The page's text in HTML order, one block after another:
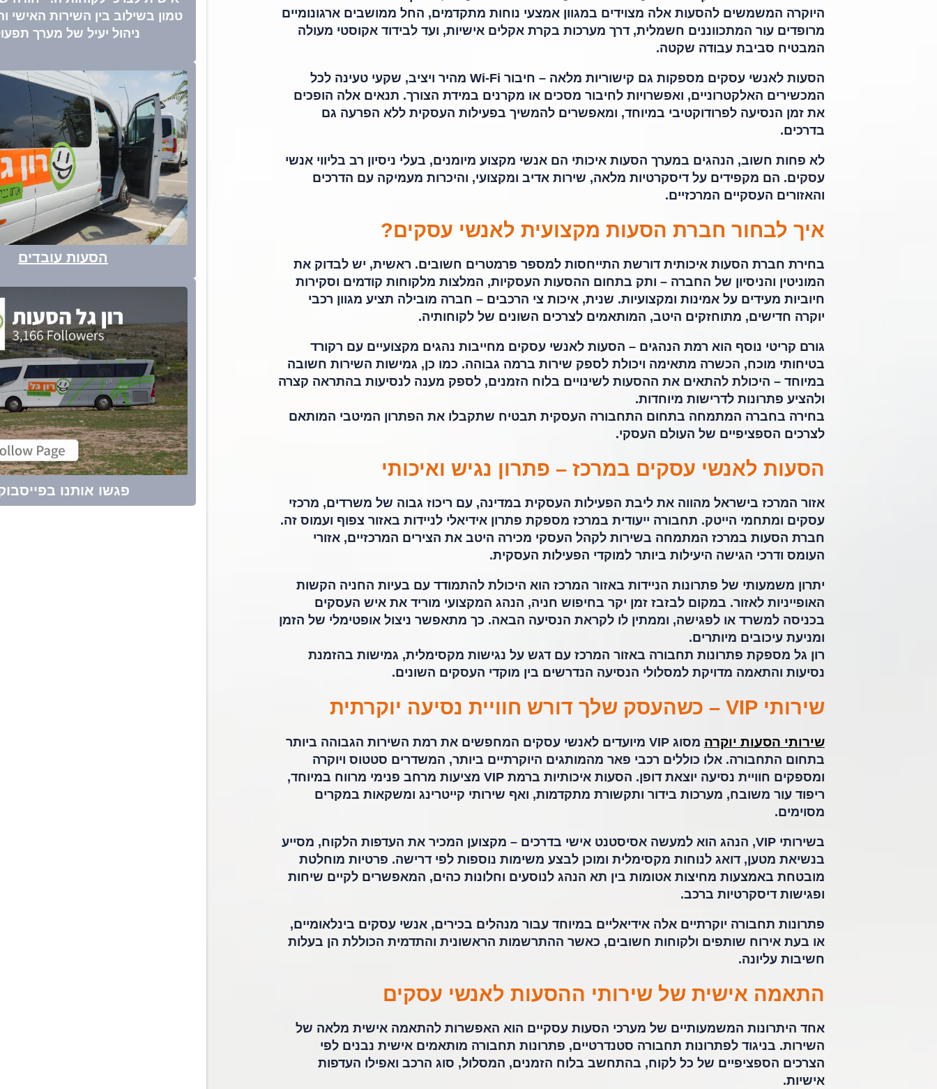
היוקרה המשמשים להסעות אלה מצוידים במגוון אמצעי נוחות מתקדמים, החל ממושבים ארגונומיים
מרופדים עור המתכווננים חשמלית, דרך מערכות בקרת אקלים אישיות, ועד לבידוד אקוסטי מעולה
המבטיח סביבת עבודה שקטה.
הסעות לאנשי עסקים מספקות גם קישוריות מלאה – חיבור Wi-Fi מהיר ויציב, שקעי טעינה לכל
המכשירים האלקטרוניים, ואפשרויות לחיבור מסכים או מקרנים במידת הצורך. תנאים אלה הופכים
את זמן הנסיעה לפרודוקטיבי במיוחד, ומאפשרים להמשיך בפעילות העסקית ללא הפרעה גם
בדרכים.
לא פחות חשוב, הנהגים במערך הסעות איכותי הם אנשי מקצוע מיומנים, בעלי ניסיון רב בליווי אנשי
עסקים. הם מקפידים על דיסקרטיות מלאה, שירות אדיב ומקצועי, והיכרות מעמיקה עם הדרכים
והאזורים העסקיים המרכזיים.
איך לבחור חברת הסעות מקצועית לאנשי עסקים?
בחירת חברת הסעות איכותית דורשת התייחסות למספר פרמטרים חשובים. ראשית, יש לבדוק את
המוניטין והניסיון של החברה – ותק בתחום ההסעות העסקיות, המלצות מלקוחות קודמים וסקירות
חיוביות מעידים על אמינות ומקצועיות. שנית, איכות צי הרכבים – חברה מובילה תציע מגוון רכבי
יוקרה חדישים, מתוחזקים היטב, המותאמים לצרכים השונים של לקוחותיה.
גורם קריטי נוסף הוא רמת הנהגים – הסעות לאנשי עסקים מחייבות נהגים מקצועיים עם רקורד
בטיחותי מוכח, הכשרה מתאימה ויכולת לספק שירות ברמה גבוהה. כמו כן, גמישות השירות חשובה
במיוחד – היכולת להתאים את ההסעות לשינויים בלוח הזמנים, לספק מענה לנסיעות בהתראה קצרה
ולהציע פתרונות לדרישות מיוחדות.
בחירה בחברה המתמחה בתחום התחבורה העסקית תבטיח שתקבלו את הפתרון המיטבי המותאם
לצרכים הספציפיים של העולם העסקי.
הסעות לאנשי עסקים במרכז – פתרון נגיש ואיכותי
אזור המרכז בישראל מהווה את ליבת הפעילות העסקית במדינה, עם ריכוז גבוה של משרדים, מרכזי
עסקים ומתחמי הייטק. תחבורה ייעודית במרכז מספקת פתרון אידיאלי לניידות באזור צפוף ועמוס זה.
חברת הסעות במרכז המתמחה בשירות לקהל העסקי מכירה היטב את הצירים המרכזיים, אזורי
העומס ודרכי הגישה היעילות ביותר למוקדי הפעילות העסקית.
יתרון משמעותי של פתרונות הניידות באזור המרכז הוא היכולת להתמודד עם בעיות החניה הקשות
האופייניות לאזור. במקום לבזבז זמן יקר בחיפוש חניה, הנהג המקצועי מוריד את איש העסקים
בכניסה למשרד או לפגישה, וממתין לו לקראת הנסיעה הבאה. כך מתאפשר ניצול אופטימלי של הזמן
ומניעת עיכובים מיותרים.
רון גל מספקת פתרונות תחבורה באזור המרכז עם דגש על נגישות מקסימלית, גמישות בהזמנת
נסיעות והתאמה מדויקת למסלולי הנסיעה הנדרשים בין מוקדי העסקים השונים.
שירותי VIP – כשהעסק שלך דורש חוויית נסיעה יוקרתית
שירותי הסעות יוקרה
מסוג VIP מיועדים לאנשי עסקים המחפשים את רמת השירות הגבוהה ביותר
בתחום התחבורה. אלו כוללים רכבי פאר מהמותגים היוקרתיים ביותר, המשדרים סטטוס ויוקרה
ומספקים חוויית נסיעה יוצאת דופן. הסעות איכותיות ברמת VIP מציעות מרחב פנימי מרווח במיוחד,
ריפוד עור משובח, מערכות בידור ותקשורת מתקדמות, ואף שירותי קייטרינג ומשקאות במקרים
מסוימים.
בשירותי VIP, הנהג הוא למעשה אסיסטנט אישי בדרכים – מקצוען המכיר את העדפות הלקוח, מסייע
בנשיאת מטען, דואג לנוחות מקסימלית ומוכן לבצע משימות נוספות לפי דרישה. פרטיות מוחלטת
מובטחת באמצעות מחיצות אטומות בין תא הנהג לנוסעים וחלונות כהים, המאפשרים לקיים שיחות
ופגישות דיסקרטיות ברכב.
פתרונות תחבורה יוקרתיים אלה אידיאליים במיוחד עבור מנהלים בכירים, אנשי עסקים בינלאומיים,
או בעת אירוח שותפים ולקוחות חשובים, כאשר ההתרשמות הראשונית והתדמית הכוללת הן בעלות
חשיבות עליונה.
התאמה אישית של שירותי ההסעות לאנשי עסקים
אחד היתרונות המשמעותיים של מערכי הסעות עסקיים הוא האפשרות להתאמה אישית מלאה של
השירות. בניגוד לפתרונות תחבורה סטנדרטיים, פתרונות תחבורה מותאמים אישית נבנים לפי
הצרכים הספציפיים של כל לקוח, בהתחשב בלוח הזמנים, המסלול, סוג הרכב ואפילו העדפות
אישיות.
טמון בשילוב בין השירות האישי
ניהול יעיל של מערך
הסעות עובדים
פגשו אותנו